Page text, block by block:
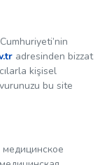
adresinden bizzat
kişisel
bu site